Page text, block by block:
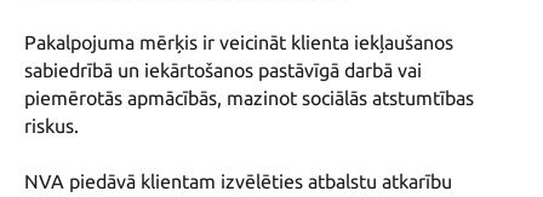
Pakalpojuma mērķis ir veicināt klienta iekļaušanos
sabiedrībā un iekārtošanos pastāvīgā darbā vai
piemērotās apmācībās, mazinot sociālās atstumtības
riskus.
NVA piedāvā klientam izvēlēties atbalstu atkarību